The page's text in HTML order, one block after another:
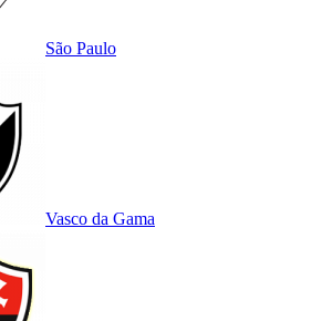
São Paulo
Vasco da Gama